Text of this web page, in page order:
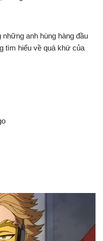
anh hùng hàng đầu
tìm hiểu về quá khứ của